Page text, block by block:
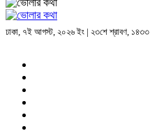
ঢাকা, ৭ই আগস্ট, ২০২৬ ইং | ২৩শে শ্রাবণ, ১৪৩৩